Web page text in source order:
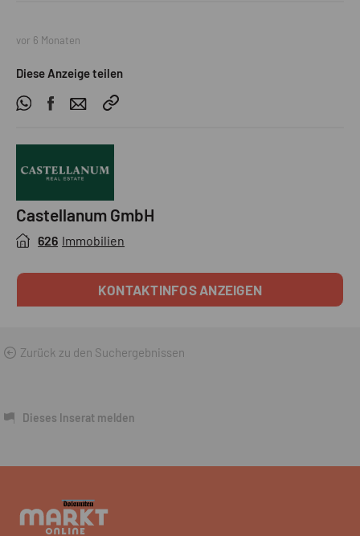
vor 6 Monaten
Diese Anzeige teilen
Castellanum GmbH
626 Immobilien
KONTAKTINFOS ANZEIGEN
Zurück zu den Suchergebnissen
Dieses Inserat melden